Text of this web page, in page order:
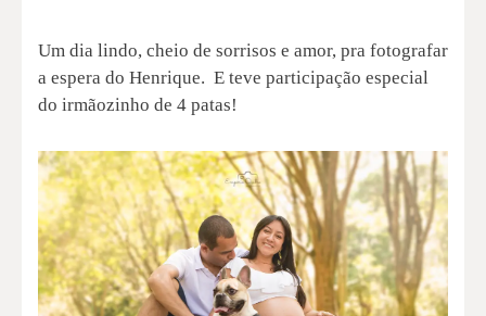
Um dia lindo, cheio de sorrisos e amor, pra fotografar
a espera do Henrique. E teve participação especial
do irmãozinho de 4 patas!